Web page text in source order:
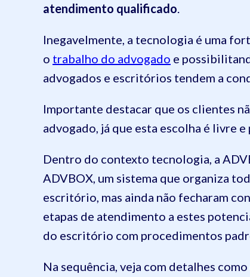
atendimento qualificado
Inegavelmente, a tecnologia é uma
o trabalho do advogado e
advogados e escritórios tendem a
Importante destacar que os clientes
advogado, já que esta escolha é livre
Dentro do contexto tecnologia, a
ADVBOX, um sistema que organiza
escritório, mas ainda não fecharam
etapas de atendimento a estes
do escritório com procedimentos
Na sequência, veja com detalhes